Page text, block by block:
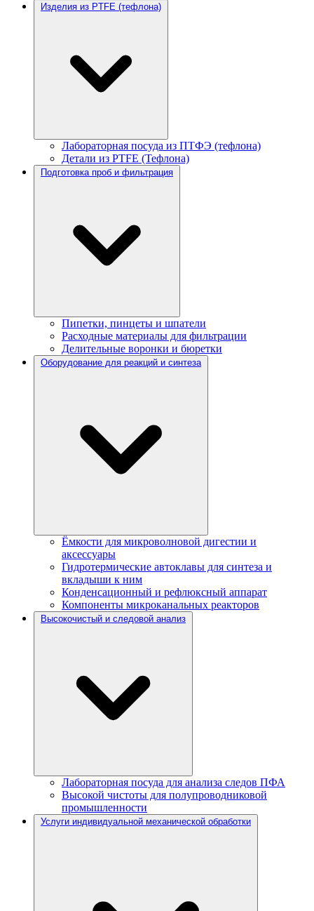
Изделия из PTFE (тефлона)
Лабораторная посуда из ПТФЭ (тефлона)
Детали из PTFE (Тефлона)
Подготовка проб и фильтрация
Пипетки, пинцеты и шпатели
Расходные материалы для фильтрации
Делительные воронки и бюретки
Оборудование для реакций и синтеза
Ёмкости для микроволновой дигестии и
аксессуары
Гидротермические автоклавы для синтеза и
вкладыши к ним
Конденсационный и рефлюксный аппарат
Компоненты микроканальных реакторов
Высокочистый и следовой анализ
Лабораторная посуда для анализа следов ПФА
Высокой чистоты для полупроводниковой
промышленности
Услуги индивидуальной механической обработки